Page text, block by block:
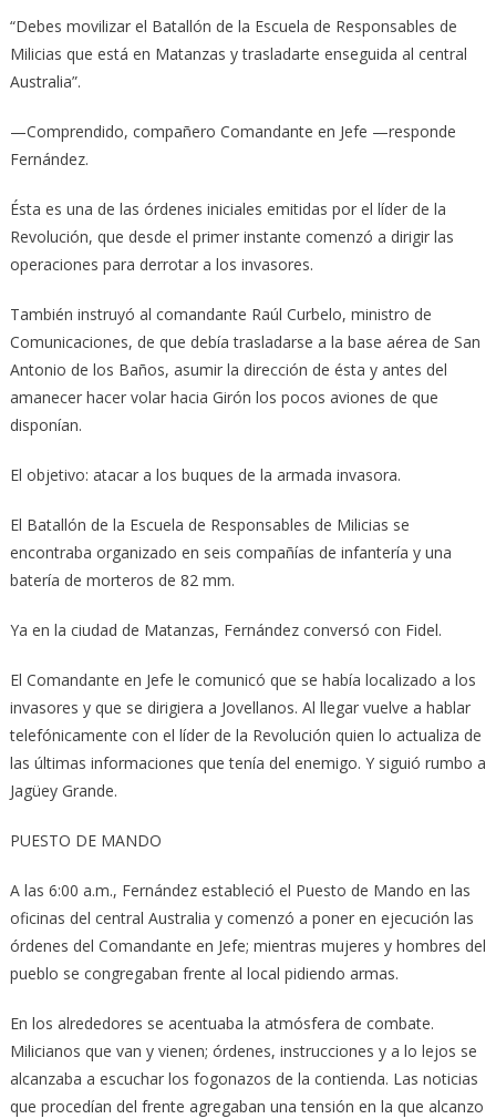
“Debes movilizar el Batallón de la Escuela de Responsables de
Milicias que está en Matanzas y trasladarte enseguida al central
Australia”.
—Comprendido, compañero Comandante en Jefe —responde
Fernández.
Ésta es una de las órdenes iniciales emitidas por el líder de la
Revolución, que desde el primer instante comenzó a dirigir las
operaciones para derrotar a los invasores.
También instruyó al comandante Raúl Curbelo, ministro de
Comunicaciones, de que debía trasladarse a la base aérea de San
Antonio de los Baños, asumir la dirección de ésta y antes del
amanecer hacer volar hacia Girón los pocos aviones de que
disponían.
El objetivo: atacar a los buques de la armada invasora.
El Batallón de la Escuela de Responsables de Milicias se
encontraba organizado en seis compañías de infantería y una
batería de morteros de 82 mm.
Ya en la ciudad de Matanzas, Fernández conversó con Fidel.
El Comandante en Jefe le comunicó que se había localizado a los
invasores y que se dirigiera a Jovellanos. Al llegar vuelve a hablar
telefónicamente con el líder de la Revolución quien lo actualiza de
las últimas informaciones que tenía del enemigo. Y siguió rumbo a
Jagüey Grande.
PUESTO DE MANDO
A las 6:00 a.m., Fernández estableció el Puesto de Mando en las
oficinas del central Australia y comenzó a poner en ejecución las
órdenes del Comandante en Jefe; mientras mujeres y hombres del
pueblo se congregaban frente al local pidiendo armas.
En los alrededores se acentuaba la atmósfera de combate.
Milicianos que van y vienen; órdenes, instrucciones y a lo lejos se
alcanzaba a escuchar los fogonazos de la contienda. Las noticias
que procedían del frente agregaban una tensión en la que alcanzo